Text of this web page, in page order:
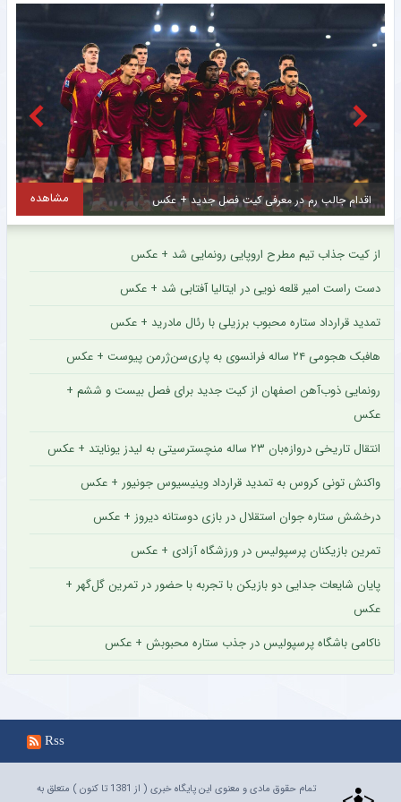
استارت یک پرسپولیسی در صنعت نفت آبادان + عکس مشاهده
از کیت جذاب تیم مطرح اروپایی رونمایی شد + عکس
دست راست امیر قلعه نویی در ایتالیا آفتابی شد + عکس
تمدید قرارداد ستاره محبوب برزیلی با رئال مادرید + عکس
هافبک هجومی ۲۴ ساله فرانسوی به پاری‌سن‌ژرمن پیوست + عکس
رونمایی ذوب‌آهن اصفهان از کیت جدید برای فصل بیست و ششم +
عکس
انتقال تاریخی دروازه‌بان ۲۳ ساله منچسترسیتی به لیدز یونایتد + عکس
واکنش تونی کروس به تمدید قرارداد وینیسیوس جونیور + عکس
درخشش ستاره جوان استقلال در بازی دوستانه دیروز + عکس
تمرین بازیکنان پرسپولیس در ورزشگاه آزادی + عکس
پایان شایعات جدایی دو بازیکن با تجربه با حضور در تمرین گل‌گهر +
عکس
ناکامی باشگاه پرسپولیس در جذب ستاره محبوبش + عکس
Rss
تمام حقوق مادی و معنوی این پایگاه خبری ( از 1381 تا کنون ) متعلق به